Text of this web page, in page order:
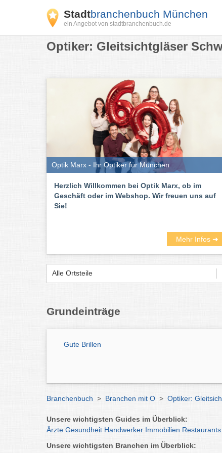
Stadtbranchenbuch München
ein Angebot von stadtbranchenbuch.de
Optiker: Gleitsichtgläser
Optik Marx - Ihr Optiker für München
Herzlich Willkommen bei Optik Marx, ob im
Geschäft oder im Webshop. Wir freuen uns auf
Sie!
Mehr Infos ➜
Alle Ortsteile
Grundeinträge
Gute Brillen
Branchenbuch > Branchen mit O > Optiker:
Unsere wichtigsten Guides im Überblick:
Ärzte Gesundheit Handwerker Immobilien Restaurants
Unsere wichtigsten Branchen im Überblick: